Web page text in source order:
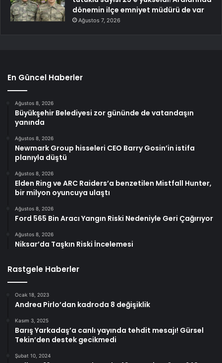
dönemin ilçe emniyet müdürü de var
Ağustos 7, 2026
En Güncel Haberler
Ağustos 8, 2026
Büyükşehir Belediyesi zor gününde de vatandaşın
yanında
Ağustos 8, 2026
Newmark Group hisseleri CEO Barry Gosin’in istifa
planıyla düştü
Ağustos 8, 2026
Elden Ring ve ARC Raiders’a benzetilen Mistfall Hunter,
bir milyon oyuncuya ulaştı
Ağustos 8, 2026
Ford 565 Bin Aracı Yangın Riski Nedeniyle Geri Çağırıyor
Ağustos 8, 2026
Niksar’da Taşkın Riski İncelemesi
Rastgele Haberler
Ocak 18, 2023
Andrea Pirlo’dan kadroda 8 değişiklik
Kasım 3, 2025
Barış Yarkadaş’a canlı yayında tehdit mesajı! Gürsel
Tekin’den destek gecikmedi
Şubat 10, 2024